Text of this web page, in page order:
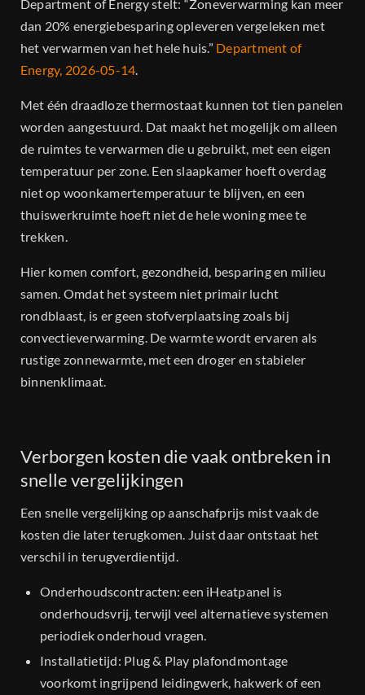
Department of Energy stelt: “Zoneverwarming kan meer
dan 20% energiebesparing opleveren vergeleken met
het verwarmen van het hele huis.” Department of
Energy, 2026-05-14.
Met één draadloze thermostaat kunnen tot tien panelen
worden aangestuurd. Dat maakt het mogelijk om alleen
de ruimtes te verwarmen die u gebruikt, met een eigen
temperatuur per zone. Een slaapkamer hoeft overdag
niet op woonkamertemperatuur te blijven, en een
thuiswerkruimte hoeft niet de hele woning mee te
trekken.
Hier komen comfort, gezondheid, besparing en milieu
samen. Omdat het systeem niet primair lucht
rondblaast, is er geen stofverplaatsing zoals bij
convectieverwarming. De warmte wordt ervaren als
rustige zonnewarmte, met een droger en stabieler
binnenklimaat.
Verborgen kosten die vaak ontbreken in
snelle vergelijkingen
Een snelle vergelijking op aanschafprijs mist vaak de
kosten die later terugkomen. Juist daar ontstaat het
verschil in terugverdientijd.
Onderhoudscontracten: een iHeatpanel is
onderhoudsvrij, terwijl veel alternatieve systemen
periodiek onderhoud vragen.
Installatietijd: Plug & Play plafondmontage
voorkomt ingrijpend leidingwerk, hakwerk of een